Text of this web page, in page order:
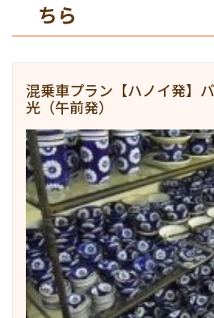
ちら
混乗車プラン【ハノイ発】
光（午前発）